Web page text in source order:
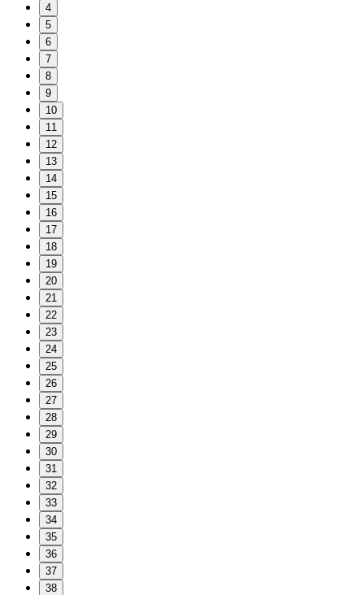
4
5
6
7
8
9
10
11
12
13
14
15
16
17
18
19
20
21
22
23
24
25
26
27
28
29
30
31
32
33
34
35
36
37
38